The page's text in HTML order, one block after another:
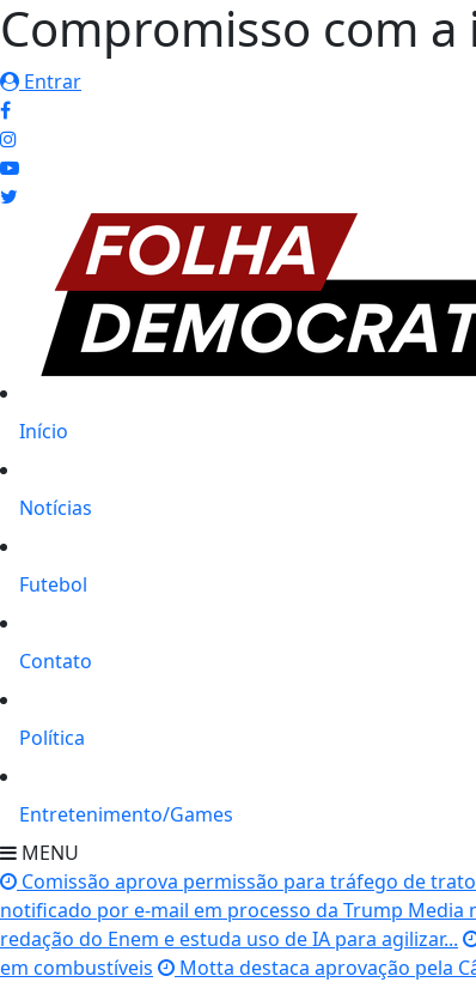
Compromisso com
Entrar
Início
Notícias
Futebol
Contato
Política
Entretenimento/Games
MENU
Comissão aprova permissão para tráfego de
notificado por e-mail em processo da Trump Media
redação do Enem e estuda uso de IA para agilizar...
em combustíveis
Motta destaca aprovação pela